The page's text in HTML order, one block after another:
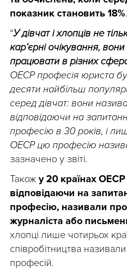
показник становить 18%.
“У дівчат і хлопців не
кар’єрніочікування,
працювати в різних
ОЕСР професія юриста
десяти найбільш
серед дівчат: вони
відповідаючи на
професію в 30 років, і
ОЕСР цю професію
зазначено у звіті.
Також у 20 країнах ОЕСР
відповідаючи на
професію, називали
журналіста або
хлопці лише чотирьох
співробітництва
професій.